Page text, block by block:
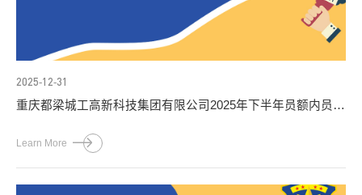
2025-12-31
重庆都梁城工高新科技集团有限公司2025年下半年员额内员工
Learn More